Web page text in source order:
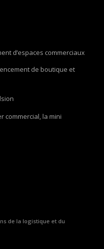
d’espaces commerciaux
de boutique et
commercial, la mini
de la logistique et du